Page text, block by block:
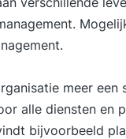
meer een
alle diensten en
bijvoorbeeld